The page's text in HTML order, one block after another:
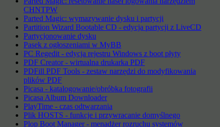
CHNTPW
Parted Magic: wymazywanie dysku i partycji
Partition Wizard Bootable CD - edycja partycji z LiveCD
Partycjonowanie dysku
Pasek z ogłoszeniami w MyBB
PC Regedit - edycja rejestru Windows z boot płyty
PDF Creator - wirtualna drukarka PDF
PDFill PDF Tools - zestaw narzędzi do modyfikowania
plików PDF
Picasa - katalogowanie/obróbka fotografii
Picasa Album Downloader
PlayTime - czas odtwarzania
Plik HOSTS - funkcje i przywracanie domyślnego
Plop Boot Manager - menadżer rozruchu systemów